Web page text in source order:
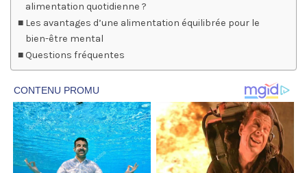
alimentation quotidienne ?
Les avantages d’une alimentation équilibrée pour le
bien-être mental
Questions fréquentes